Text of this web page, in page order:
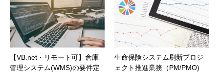
【VB.net・リモート可】倉庫
管理システム(WMS)の要件定
生命保険システム刷新プロジ
ェクト推進業務（PM/PMO)